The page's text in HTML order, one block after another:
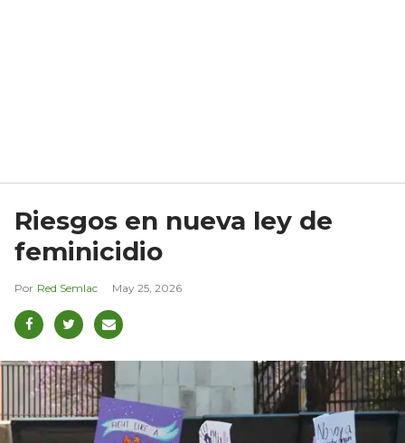
Riesgos en nueva ley de
feminicidio
Red Semlac May 25, 2026